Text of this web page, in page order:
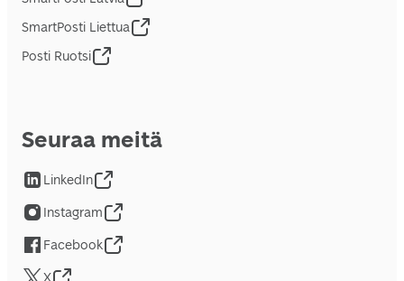
SmartPosti Liettua
Posti Ruotsi
Seuraa meitä
LinkedIn
Instagram
Facebook
X